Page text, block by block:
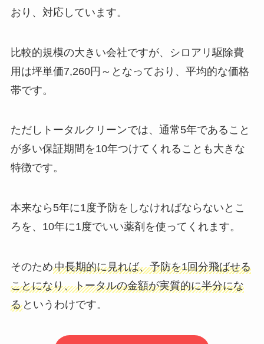
おり、対応しています。
比較的規模の大きい会社ですが、シロアリ駆除費
用は坪単価7,260円～となっており、平均的な価格
帯です。
ただしトータルクリーンでは、通常5年であること
が多い保証期間を10年つけてくれることも大きな
特徴です。
本来なら5年に1度予防をしなければならないとこ
ろを、10年に1度でいい薬剤を使ってくれます。
そのため中長期的に見れば、予防を1回分飛ばせる
ことになり、トータルの金額が実質的に半分にな
るというわけです。